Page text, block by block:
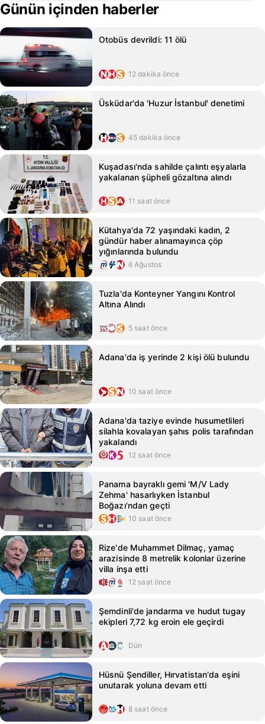
Günün içinden haberler
Otobüs devrildi: 11 ölü
12 dakika önce
Üsküdar'da 'Huzur İstanbul' denetimi
45 dakika önce
Kuşadası'nda sahilde çalıntı eşyalarla
yakalanan şüpheli gözaltına alındı
11 saat önce
Kütahya'da 72 yaşındaki kadın, 2
gündür haber alınamayınca çöp
yığınlarında bulundu
6 Ağustos
Tuzla'da Konteyner Yangını Kontrol
Altına Alındı
5 saat önce
Adana'da iş yerinde 2 kişi ölü bulundu
10 saat önce
Adana'da taziye evinde husumetlileri
silahla kovalayan şahıs polis tarafından
yakalandı
12 saat önce
Panama bayraklı gemi 'M/V Lady
Zehma' hasarlıyken İstanbul
Boğazı'ndan geçti
10 saat önce
Rize'de Muhammet Dilmaç, yamaç
arazisinde 8 metrelik kolonlar üzerine
villa inşa etti
12 saat önce
Şemdinli'de jandarma ve hudut tugay
ekipleri 7,72 kg eroin ele geçirdi
Dün
Hüsnü Şendiller, Hırvatistan'da eşini
unutarak yoluna devam etti
8 saat önce